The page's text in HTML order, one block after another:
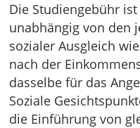
Die Studiengebühr
unabhängig von den
sozialer Ausgleich
nach der
dasselbe für das
Soziale
die Einführung von